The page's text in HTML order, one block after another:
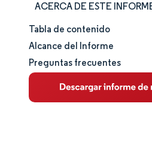
ACERCA DE ESTE
Tamaño y cuota de
Análisis de mercado
Tendencias e ideas
Tabla de contenido
Alcance del Informe
Preguntas frecuentes